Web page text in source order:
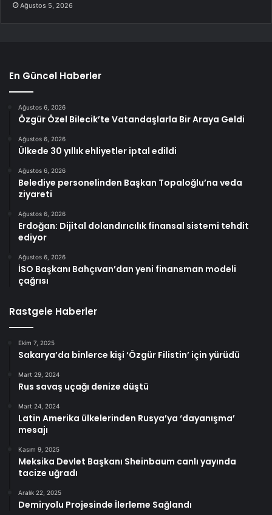
Ağustos 5, 2026
En Güncel Haberler
Ağustos 6, 2026
Özgür Özel Bilecik’te Vatandaşlarla Bir Araya Geldi
Ağustos 6, 2026
Ülkede 30 yıllık ehliyetler iptal edildi
Ağustos 6, 2026
Belediye personelinden Başkan Topaloğlu’na veda
ziyareti
Ağustos 6, 2026
Erdoğan: Dijital dolandırıcılık finansal sistemi tehdit
ediyor
Ağustos 6, 2026
İSO Başkanı Bahçıvan’dan yeni finansman modeli
çağrısı
Rastgele Haberler
Ekim 7, 2025
Sakarya’da binlerce kişi ‘Özgür Filistin’ için yürüdü
Mart 29, 2024
Rus savaş uçağı denize düştü
Mart 24, 2024
Latin Amerika ülkelerinden Rusya’ya ‘dayanışma’
mesajı
Kasım 9, 2025
Meksika Devlet Başkanı Sheinbaum canlı yayında
tacize uğradı
Aralık 22, 2025
Demiryolu Projesinde İlerleme Sağlandı